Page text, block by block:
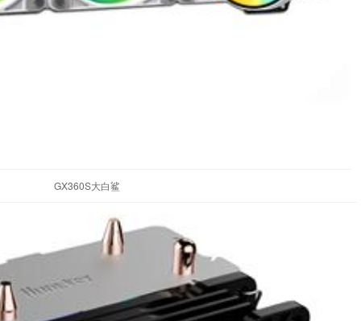
GX360S大白鲨